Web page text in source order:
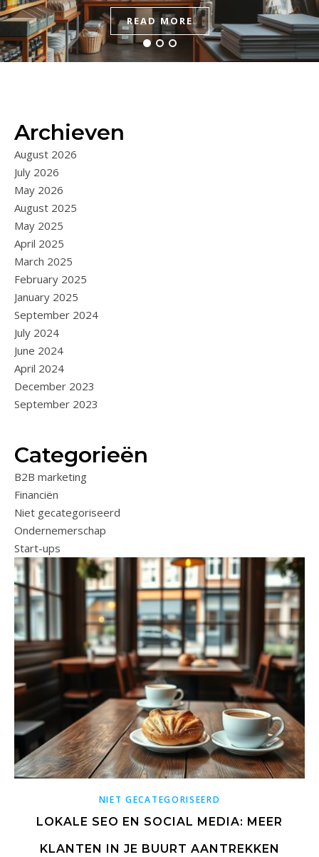
READ MORE
READ MORE
READ MORE
Archieven
August 2026
July 2026
May 2026
August 2025
May 2025
April 2025
March 2025
February 2025
January 2025
September 2024
July 2024
June 2024
April 2024
December 2023
September 2023
Categorieën
B2B marketing
Financiën
Niet gecategoriseerd
Ondernemerschap
Start-ups
NIET GECATEGORISEERD
LOKALE SEO EN SOCIAL MEDIA: MEER
KLANTEN IN JE BUURT AANTREKKEN